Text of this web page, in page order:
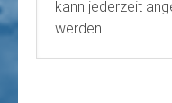
kann jederzeit
werden.